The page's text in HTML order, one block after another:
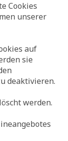
Cookies
unserer
auf
sie
deaktivieren.
werden.